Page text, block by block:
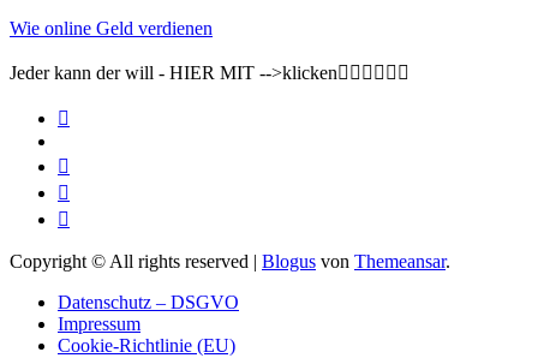
Wie online Geld verdienen
Jeder kann der will - HIER MIT -->klicken👇🏽👇🏽👇🏽
Copyright © All rights reserved | Blogus von Themeansar.
Datenschutz – DSGVO
Impressum
Cookie-Richtlinie (EU)